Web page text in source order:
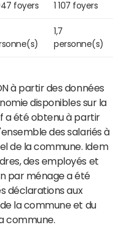
foyers 1 107 foyers
1,7
personne(s)
à partir des données
disponibles sur la
a été obtenu à partir
des salariés à
de la commune. Idem
des employés et
par ménage a été
déclarations aux
la commune et du
commune.